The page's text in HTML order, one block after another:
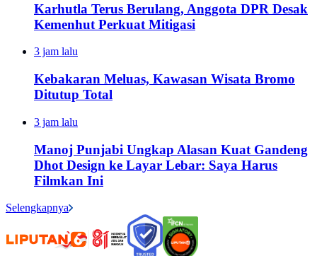
Karhutla Terus Berulang, Anggota DPR Desak
Kemenhut Perkuat Mitigasi
3 jam lalu
Kebakaran Meluas, Kawasan Wisata Bromo
Ditutup Total
3 jam lalu
Manoj Punjabi Ungkap Alasan Kuat Gandeng
Dhot Design ke Layar Lebar: Saya Harus
Filmkan Ini
Selengkapnya